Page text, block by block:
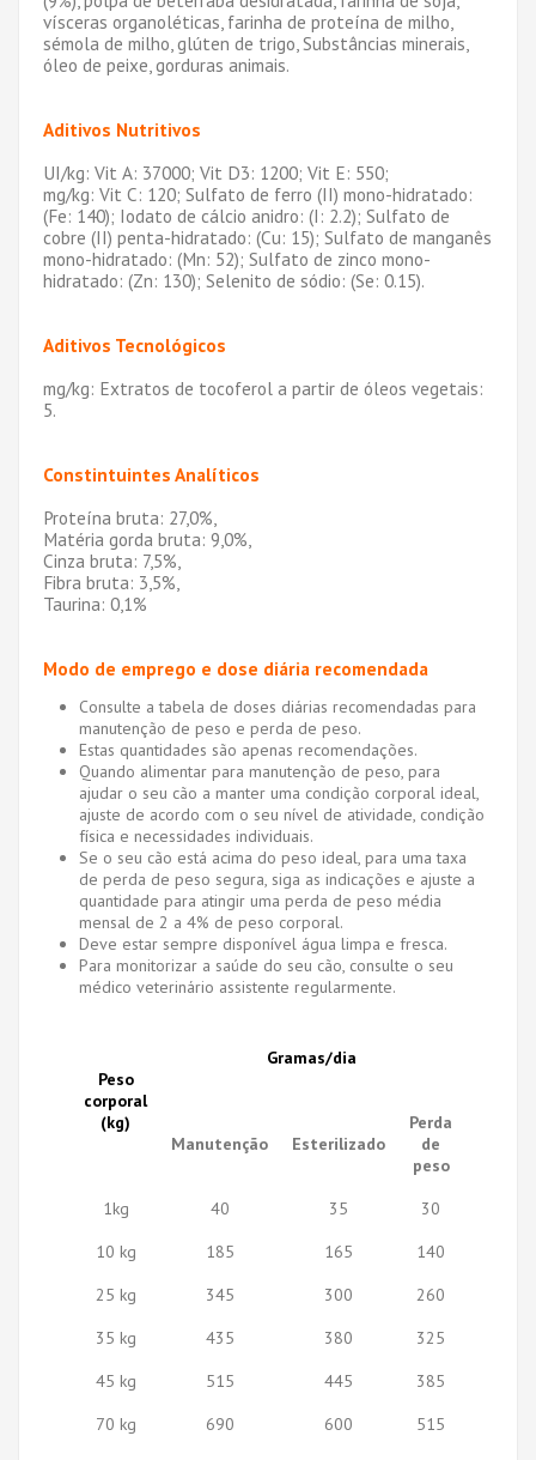
vísceras organoléticas, farinha de proteína de milho,
sémola de milho, glúten de trigo, Substâncias minerais,
óleo de peixe, gorduras animais.
Aditivos Nutritivos
UI/kg: Vit A: 37000; Vit D3: 1200; Vit E: 550;
mg/kg: Vit C: 120; Sulfato de ferro (II) mono-hidratado:
(Fe: 140); Iodato de cálcio anidro: (I: 2.2); Sulfato de
cobre (II) penta-hidratado: (Cu: 15); Sulfato de manganês
mono-hidratado: (Mn: 52); Sulfato de zinco mono-
hidratado: (Zn: 130); Selenito de sódio: (Se: 0.15).
Aditivos Tecnológicos
mg/kg: Extratos de tocoferol a partir de óleos vegetais:
5.
Constintuintes Analíticos
Proteína bruta: 27,0%,
Matéria gorda bruta: 9,0%,
Cinza bruta: 7,5%,
Fibra bruta: 3,5%,
Taurina: 0,1%
Modo de emprego e dose diária recomendada
Consulte a tabela de doses diárias recomendadas para
manutenção de peso e perda de peso.
Estas quantidades são apenas recomendações.
Quando alimentar para manutenção de peso, para
ajudar o seu cão a manter uma condição corporal ideal,
ajuste de acordo com o seu nível de atividade, condição
física e necessidades individuais.
Se o seu cão está acima do peso ideal, para uma taxa
de perda de peso segura, siga as indicações e ajuste a
quantidade para atingir uma perda de peso média
mensal de 2 a 4% de peso corporal.
Deve estar sempre disponível água limpa e fresca.
Para monitorizar a saúde do seu cão, consulte o seu
médico veterinário assistente regularmente.
Peso
corporal
(kg)
Gramas/dia
Manutenção Esterilizado
Perda
de
peso
1kg
40 35
30
10 kg
185 165
140
25 kg
345 300
260
35 kg
435 380
325
45 kg
515 445
385
70 kg
690 600 515